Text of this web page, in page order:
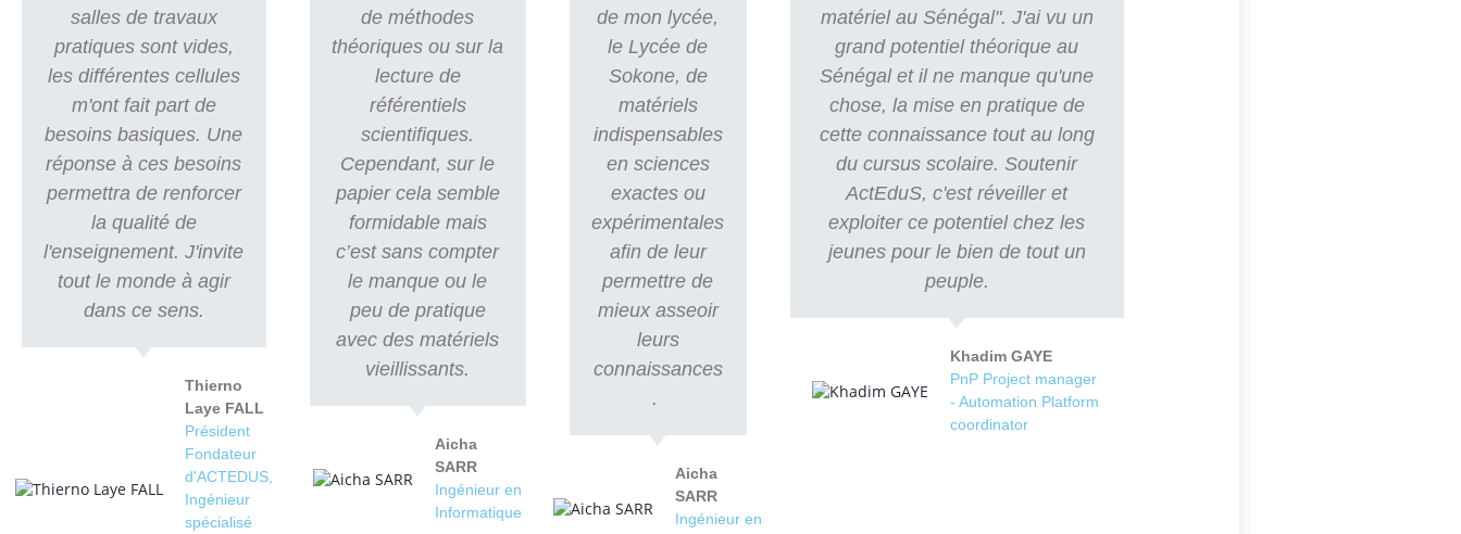
salles de travaux
pratiques sont vides,
les différentes cellules
m'ont fait part de
besoins basiques. Une
réponse à ces besoins
permettra de renforcer
la qualité de
l'enseignement. J'invite
tout le monde à agir
dans ce sens.
Thierno
Laye FALL
Président
Fondateur
d'ACTEDUS,
Ingénieur
spécialisé
de méthodes
théoriques ou sur la
lecture de
référentiels
scientifiques.
Cependant, sur le
papier cela semble
formidable mais
c’est sans compter
le manque ou le
peu de pratique
avec des matériels
vieillissants.
Aicha
SARR
Ingénieur en
Informatique
de mon lycée,
le Lycée de
Sokone, de
matériels
indispensables
en sciences
exactes ou
expérimentales
afin de leur
permettre de
mieux asseoir
leurs
connaissances
.
Aicha
SARR
Ingénieur en
matériel au Sénégal". J'ai vu un
grand potentiel théorique au
Sénégal et il ne manque qu'une
chose, la mise en pratique de
cette connaissance tout au long
du cursus scolaire. Soutenir
ActEduS, c'est réveiller et
exploiter ce potentiel chez les
jeunes pour le bien de tout un
peuple.
Khadim GAYE
PnP Project manager
- Automation Platform
coordinator